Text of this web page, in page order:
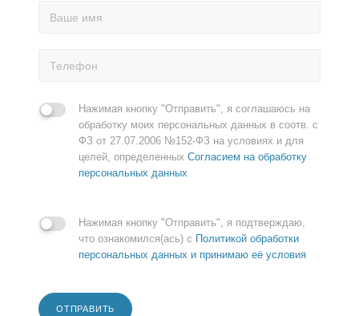
Нажимая кнопку "Отправить", я соглашаюсь на
обработку моих персональных данных в соотв. с
ФЗ от 27.07.2006 №152-ФЗ на условиях и для
целей, определенных Согласием на обработку
персональных данных
Нажимая кнопку "Отправить", я подтверждаю,
что ознакомился(ась) с Политикой обработки
персональных данных и принимаю её условия
ОТПРАВИТЬ